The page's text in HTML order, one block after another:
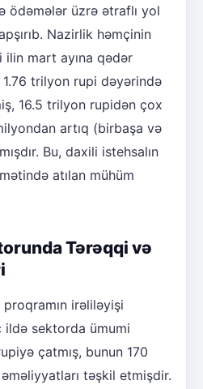
ödəmələr üzrə ətraflı yol
Nazirlik həmçinin
mart ayına qədər
trilyon rupi dəyərində
16.5 trilyon rupidən çox
artıq (birbaşa və
Bu, daxili istehsalın
atılan mühüm
Tərəqqi və
irəliləyişi
sektorda ümumi
çatmış, bunun 170
təşkil etmişdir.